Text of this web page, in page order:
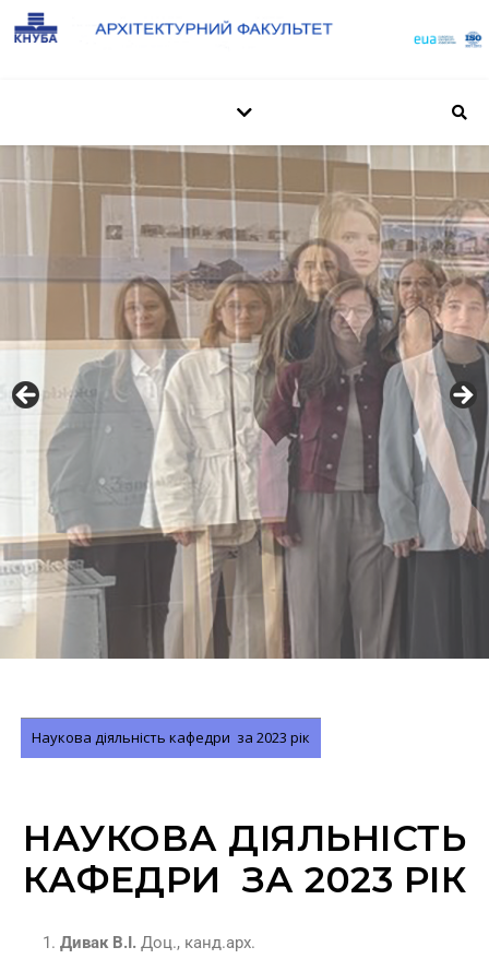
Наукова діяльність кафедри за 2023 рік
НАУКОВА ДІЯЛЬНІСТЬ
КАФЕДРИ ЗА 2023 РІК
Дивак В.І. Доц., канд.арх.